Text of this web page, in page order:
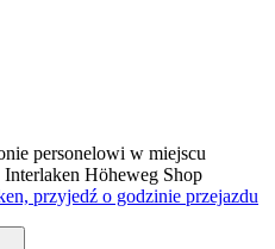
personelowi w miejscu
Höheweg Shop
przyjedź o godzinie przejazdu